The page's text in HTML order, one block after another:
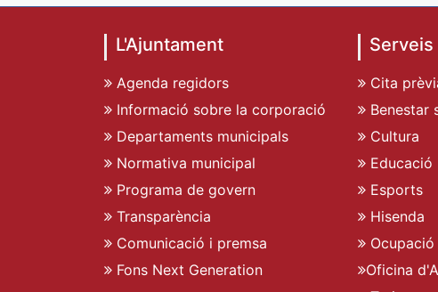
L'Ajuntament
Agenda regidors
Informació sobre la corporació
Departaments municipals
Normativa municipal
Programa de govern
Transparència
Comunicació i premsa
Fons Next Generation
Serveis
Cita
Benestar
Cultura
Educació
Esports
Hisenda
Ocupació
Oficina